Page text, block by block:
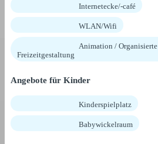
Internetecke/-café
WLAN/Wifi
Animation / Organisierte
Freizeitgestaltung
Angebote für Kinder
Kinderspielplatz
Babywickelraum